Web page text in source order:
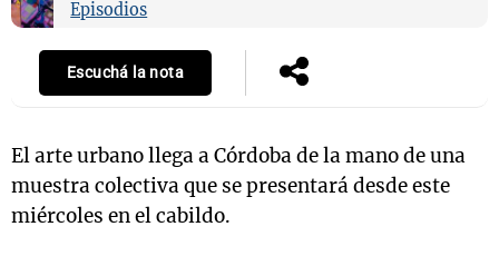
Episodios
Escuchá la nota
El arte urbano llega a Córdoba de la mano de una
muestra colectiva que se presentará desde este
miércoles en el cabildo.
Mundial 2026